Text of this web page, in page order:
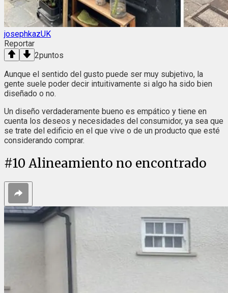
josephkazUK
Reportar
2puntos
Aunque el sentido del gusto puede ser muy subjetivo, la
gente suele poder decir intuitivamente si algo ha sido bien
diseñado o no.
Un diseño verdaderamente bueno es empático y tiene en
cuenta los deseos y necesidades del consumidor, ya sea que
se trate del edificio en el que vive o de un producto que esté
considerando comprar.
#10 Alineamiento no encontrado